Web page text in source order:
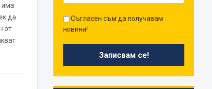
има
да
от
Съгласен съм да получавам
новини!